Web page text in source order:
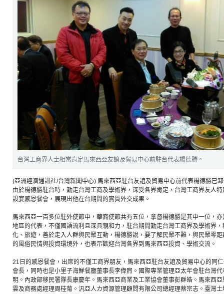
台灣工商界人士相當肯定馬來西亞友誼及貿易中心前駐台代表楊德勝。
(亞洲經濟通訊社/台灣新聞中心) 馬來西亞駐台友誼及貿易中心前代表楊德勝已
由於楊德勝駐台時，勤走台灣工商及學術界，深受各界肯定，台灣工商界友人
設宴感恩餐會，展現出他在台期間的實質外交成果。
馬來西亞一百多位駐外使節中，華裔使節共有五位，拿督楊德勝是其中一位，
地區的代表，不僅國語流利且深具親和力，駐台期間勤走台灣工商界及學術界
化、旅遊，善於走入人群與民眾互動，楊德勝說，要了解民眾不難，與民眾零
的風俗民情與投資環境外，也表示歡迎台灣各界到馬來西亞投資、學術交流。
21日的感恩餐會，出席的不僅工商界朋友，馬來西亞駐台友誼及貿易中心的同
會長，同時也是小里子海鮮餐廳董事長李偉煦。國際專業管理亞太年會駐台灣
明。內政部移民署隊長康慶年。馬來西亞商業及工業協會董事彭群皓。馬來西
雲及商務處經理周桂菊。汎亞人カ資源管理顧問有限公司總經理蔡宗志。臺灣